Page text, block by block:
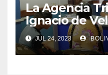
La Agencia
Ignacio de
asistencia
municipios
JUL 24, 2023